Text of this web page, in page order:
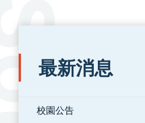
:::
最新消息
校園公告